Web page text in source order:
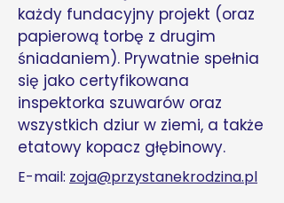
każdy fundacyjny projekt (oraz
papierową torbę z drugim
śniadaniem). Prywatnie spełnia
się jako certyfikowana
inspektorka szuwarów oraz
wszystkich dziur w ziemi, a także
etatowy kopacz głębinowy.
E-mail: zoja@przystanekrodzina.pl